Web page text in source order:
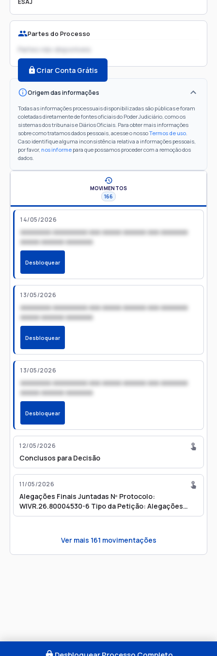
ESAJ
Partes do Processo
Partes não disponíveis
Criar Conta Grátis
Origem das informações
Todas as informações processuais disponibilizadas são públicas e foram
coletadas diretamente de fontes oficiais do Poder Judiciário, como os
sistemas dos tribunais e Diários Oficiais. Para obter mais informações
sobre como tratamos dados pessoais, acesse o nossoTermos de uso.
Caso identifique alguma inconsistência relativa a informações pessoais,
por favor, nos informe para que possamos proceder com a remoção dos
dados.
MOVIMENTOS
166
14/05/2026
xxxxxxxx xxxxxxxxx xxx xxxxx xxxxxx xxx xxxxxxx
xxxxx xxxxxx xxxxxxx
Desbloquear
13/05/2026
xxxxxxxx xxxxxxxxx xxx xxxxx xxxxxx xxx xxxxxxx
xxxxx xxxxxx xxxxxxx
Desbloquear
13/05/2026
xxxxxxxx xxxxxxxxx xxx xxxxx xxxxxx xxx xxxxxxx
xxxxx xxxxxx xxxxxxx
Desbloquear
12/05/2026
Conclusos para Decisão
11/05/2026
Alegações Finais Juntadas Nº Protocolo:
WIVR.26.80004530-6 Tipo da Petição: Alegações
Finais Data: 11/05/2026 16:29
Ver mais 161 movimentações